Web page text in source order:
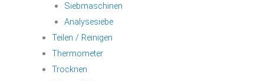
Siebmaschinen
Analysesiebe
Teilen / Reinigen
Thermometer
Trocknen